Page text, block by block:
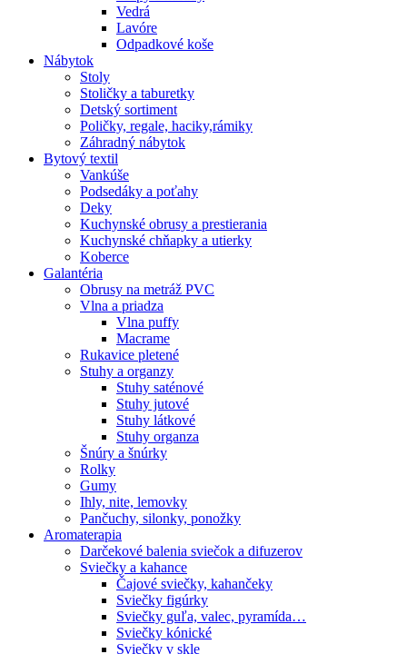
Vedrá
Lavóre
Odpadkové koše
Nábytok
Stoly
Stoličky a taburetky
Detský sortiment
Poličky, regale, haciky,rámiky
Záhradný nábytok
Bytový textil
Vankúše
Podsedáky a poťahy
Deky
Kuchynské obrusy a prestierania
Kuchynské chňapky a utierky
Koberce
Galantéria
Obrusy na metráž PVC
Vlna a priadza
Vlna puffy
Macrame
Rukavice pletené
Stuhy a organzy
Stuhy saténové
Stuhy jutové
Stuhy látkové
Stuhy organza
Šnúry a šnúrky
Rolky
Gumy
Ihly, nite, lemovky
Pančuchy, silonky, ponožky
Aromaterapia
Darčekové balenia sviečok a difuzerov
Sviečky a kahance
Čajové sviečky, kahančeky
Sviečky figúrky
Sviečky guľa, valec, pyramída…
Sviečky kónické
Sviečky v skle